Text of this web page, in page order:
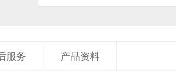
服务 产品资料